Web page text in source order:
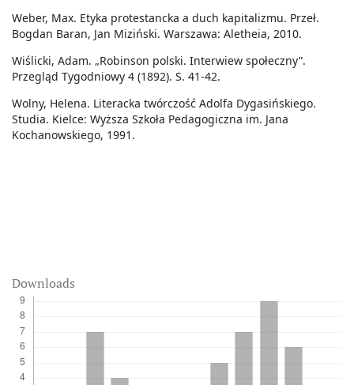
Downloads
Weber, Max. Etyka protestancka a duch kapitalizmu. Przeł.
Bogdan Baran, Jan Miziński. Warszawa: Aletheia, 2010.
Wiślicki, Adam. „Robinson polski. Interwiew społeczny”.
Przegląd Tygodniowy 4 (1892). S. 41-42.
Wolny, Helena. Literacka twórczość Adolfa Dygasińskiego.
Studia. Kielce: Wyższa Szkoła Pedagogiczna im. Jana
Kochanowskiego, 1991.